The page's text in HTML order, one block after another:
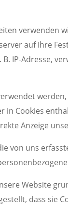
verwenden
auf Ihre
IP-Adresse,
in Cookies
Anzeige
von uns
Website
dass sie